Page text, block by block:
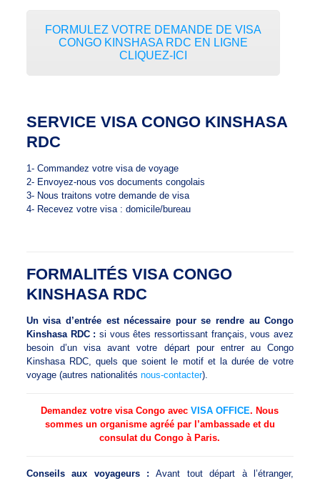
FORMULEZ VOTRE DEMANDE DE VISA
CONGO KINSHASA RDC EN LIGNE
CLIQUEZ-ICI
SERVICE VISA CONGO KINSHASA
RDC
1- Commandez votre visa de voyage
2- Envoyez-nous vos documents congolais
3- Nous traitons votre demande de visa
4- Recevez votre visa : domicile/bureau
FORMALITÉS VISA CONGO
KINSHASA RDC
Un visa d’entrée est nécessaire pour se rendre au Congo
Kinshasa RDC : si vous êtes ressortissant français, vous avez
besoin d’un visa avant votre départ pour entrer au Congo
Kinshasa RDC, quels que soient le motif et la durée de votre
voyage (autres nationalités nous-contacter).
Demandez votre visa Congo avecVISA OFFICE. Nous
sommes un organisme agréé par l’ambassade et du
consulat du Congo à Paris.
Conseils aux voyageurs : Avant tout départ à l’étranger,